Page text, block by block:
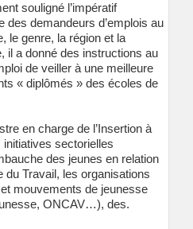
souligné l’impératif
des demandeurs d’emplois au
le genre, la région et la
il a donné des instructions au
de veiller à une meilleure
« diplômés » des écoles de
en charge de l’Insertion à
sectorielles
des jeunes en relation
Travail, les organisations
mouvements de jeunesse
ONCAV…), des.